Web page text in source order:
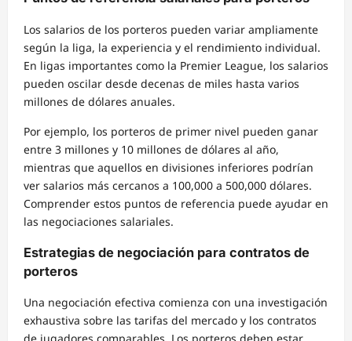
Los salarios de los porteros pueden variar ampliamente
según la liga, la experiencia y el rendimiento individual.
En ligas importantes como la Premier League, los salarios
pueden oscilar desde decenas de miles hasta varios
millones de dólares anuales.
Por ejemplo, los porteros de primer nivel pueden ganar
entre 3 millones y 10 millones de dólares al año,
mientras que aquellos en divisiones inferiores podrían
ver salarios más cercanos a 100,000 a 500,000 dólares.
Comprender estos puntos de referencia puede ayudar en
las negociaciones salariales.
Estrategias de negociación para contratos de
porteros
Una negociación efectiva comienza con una investigación
exhaustiva sobre las tarifas del mercado y los contratos